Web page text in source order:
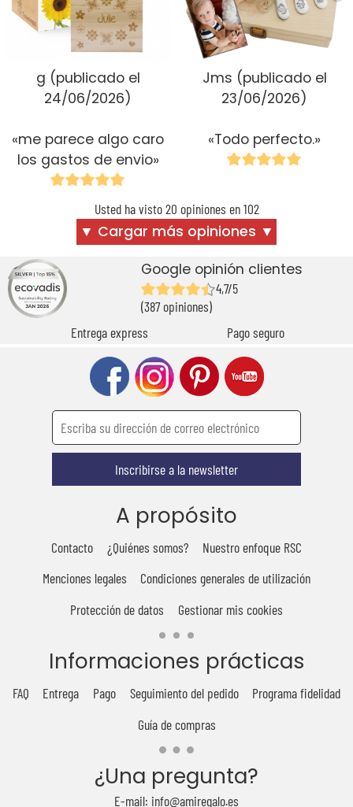
g (publicado el
24/06/2026)
«me parece algo caro
los gastos de envio»
Jms (publicado el
23/06/2026)
«Todo perfecto.»
Usted ha visto 20 opiniones en 102
▼ Cargar más opiniones ▼
Google opinión clientes
4,7/5
(387 opiniones)
Entrega express
Pago seguro
Inscribirse a la newsletter
A propósito
Contacto ¿Quiénes somos?
Nuestro enfoque RSC
Menciones legales
Condiciones generales de utilización
Protección de datos
Gestionar mis cookies
Informaciones prácticas
FAQ Entrega Pago Seguimiento del pedido
Programa fidelidad
Guía de compras
¿Una pregunta?
E-mail: info@amiregalo.es